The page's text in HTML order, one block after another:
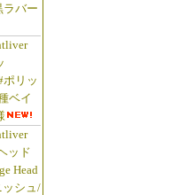
ラバー
ポリッ
ベイ
ッド
Head
ッシュ/